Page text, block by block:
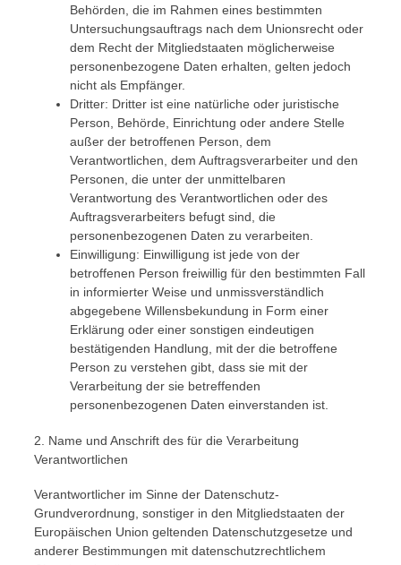
Behörden, die im Rahmen eines bestimmten
Untersuchungsauftrags nach dem Unionsrecht oder
dem Recht der Mitgliedstaaten möglicherweise
personenbezogene Daten erhalten, gelten jedoch
nicht als Empfänger.
Dritter: Dritter ist eine natürliche oder juristische
Person, Behörde, Einrichtung oder andere Stelle
außer der betroffenen Person, dem
Verantwortlichen, dem Auftragsverarbeiter und den
Personen, die unter der unmittelbaren
Verantwortung des Verantwortlichen oder des
Auftragsverarbeiters befugt sind, die
personenbezogenen Daten zu verarbeiten.
Einwilligung: Einwilligung ist jede von der
betroffenen Person freiwillig für den bestimmten Fall
in informierter Weise und unmissverständlich
abgegebene Willensbekundung in Form einer
Erklärung oder einer sonstigen eindeutigen
bestätigenden Handlung, mit der die betroffene
Person zu verstehen gibt, dass sie mit der
Verarbeitung der sie betreffenden
personenbezogenen Daten einverstanden ist.
2. Name und Anschrift des für die Verarbeitung
Verantwortlichen
Verantwortlicher im Sinne der Datenschutz-
Grundverordnung, sonstiger in den Mitgliedstaaten der
Europäischen Union geltenden Datenschutzgesetze und
anderer Bestimmungen mit datenschutzrechtlichem